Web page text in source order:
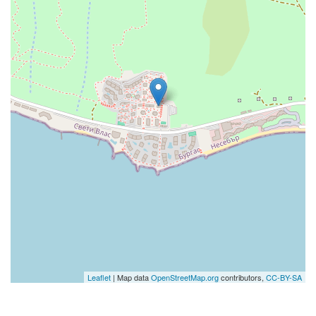
Leaflet | Map dataOpenStreetMap.orgcontributors, CC-BY-SA